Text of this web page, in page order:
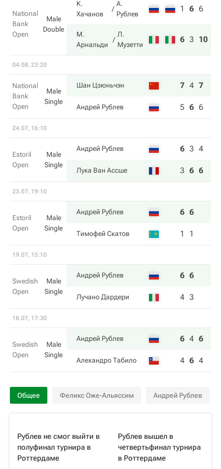
National
Bank
Open
Male
Double
К.
Хачанов
А.
Рублев
1 6 6
М.
Арнальди
Л.
Музетти
6 3 10
04.08, 23:20
National
Bank
Open
Male
Single
Шан Цзюньчэн 7 4 7
Андрей Рублев 5 6 6
24.07, 16:10
Estoril
Open
Male
Single
Андрей Рублев 6 3 4
Лука Ван Ассше 3 6 6
23.07, 19:10
Estoril
Open
Male
Single
Андрей Рублев 6 6
Тимофей Скатов 1 1
19.07, 15:10
Swedish
Open
Male
Single
Андрей Рублев 6 6
Лучано Дардери 4 3
18.07, 17:30
Swedish
Open
Male
Single
Андрей Рублев 6 4 6
Алехандро Табило 4 6 4
Общее Феликс Оже-Альяссим Андрей Рублев
Рублев не смог выйти в
полуфинал турнира в
Роттердаме
Рублев вышел в
четвертьфинал турнира
в Роттердаме